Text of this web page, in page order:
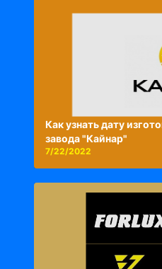
Как узнать дату
завода "Кайнар"
7/22/2022